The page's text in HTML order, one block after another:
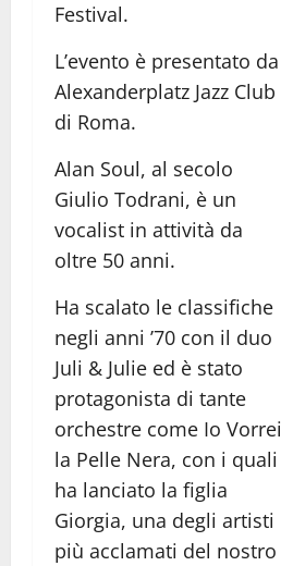
Festival.
L’evento è presentato da
Alexanderplatz Jazz Club
di Roma.
Alan Soul, al secolo
Giulio Todrani, è un
vocalist in attività da
oltre 50 anni.
Ha scalato le classifiche
negli anni ’70 con il duo
Juli & Julie ed è stato
protagonista di tante
orchestre come Io Vorrei
la Pelle Nera, con i quali
ha lanciato la figlia
Giorgia, una degli artisti
più acclamati del nostro